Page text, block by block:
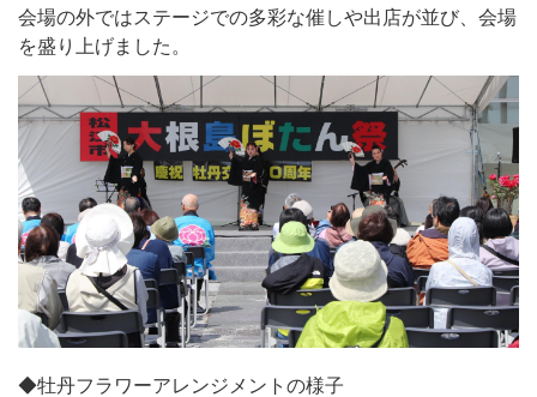
会場の外ではステージでの多彩な催しや出店が並び、会場
を盛り上げました。
◆牡丹フラワーアレンジメントの様子